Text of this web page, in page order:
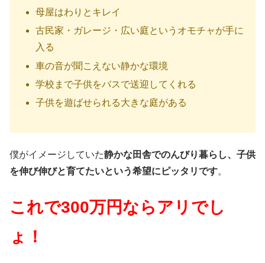
母屋はわりとキレイ
古民家・ガレージ・広い庭というオモチャが手に
入る
車の音が聞こえない静かな環境
学校まで子供をバスで送迎してくれる
子供を遊ばせられる大きな庭がある
僕がイメージしていた静かな田舎でのんびり暮らし、子供
を伸び伸びと育てたいという希望にピッタリです。
これで300万円ならアリでし
ょ！